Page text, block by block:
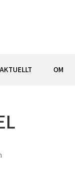
AKTUELLT OM